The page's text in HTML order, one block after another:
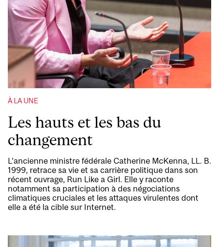
À LA UNE
Les hauts et les bas du
changement
L’ancienne ministre fédérale Catherine McKenna, LL. B.
1999, retrace sa vie et sa carrière politique dans son
récent ouvrage, Run Like a Girl. Elle y raconte
notamment sa participation à des négociations
climatiques cruciales et les attaques virulentes dont
elle a été la cible sur Internet.